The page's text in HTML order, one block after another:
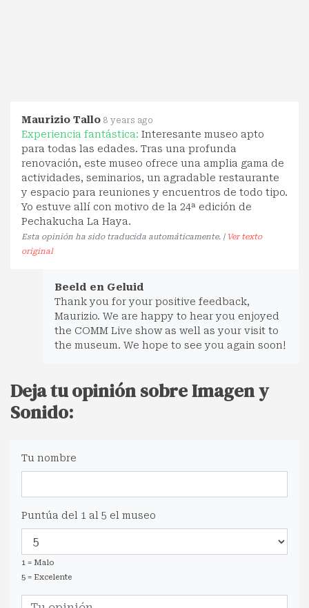
Maurizio Tallo 8 years ago
Experiencia fantástica: Interesante museo apto
para todas las edades. Tras una profunda
renovación, este museo ofrece una amplia gama de
actividades, seminarios, un agradable restaurante
y espacio para reuniones y encuentros de todo tipo.
Yo estuve allí con motivo de la 24ª edición de
Pechakucha La Haya.
Esta opinión ha sido traducida automáticamente. | Ver texto
original
Beeld en Geluid
Thank you for your positive feedback,
Maurizio. We are happy to hear you enjoyed
the COMM Live show as well as your visit to
the museum. We hope to see you again soon!
Deja tu opinión sobre Imagen y
Sonido:
Tu nombre
Puntúa del 1 al 5 el museo
1 = Malo
5 = Excelente